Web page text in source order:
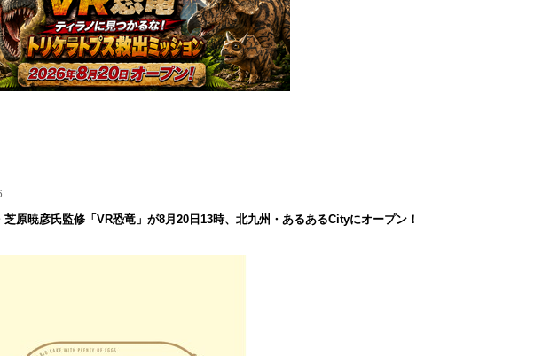
芝原暁彦氏監修「VR恐竜」が8月20日13時、北九州・あるあるCityにオープン！